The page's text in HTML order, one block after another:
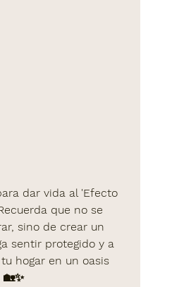
dar vida al 'Efecto
que no se
sino de crear un
sentir protegido y a
tu hogar en un oasis